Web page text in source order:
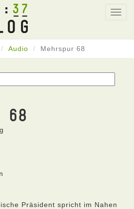
37
Audio Mehrspur 68
68
Präsident spricht im Nahen